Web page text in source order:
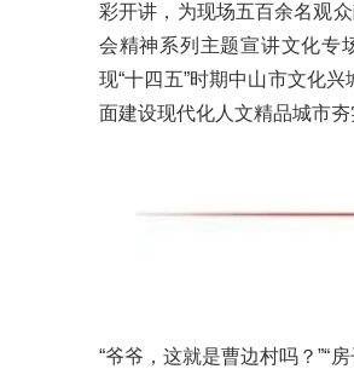
彩开讲，为现场五百余名观
会精神系列主题宣讲文化专
现“十四五”时期中山市文化兴
面建设现代化人文精品城市夯
“爷爷，这就是曹边村吗？”“